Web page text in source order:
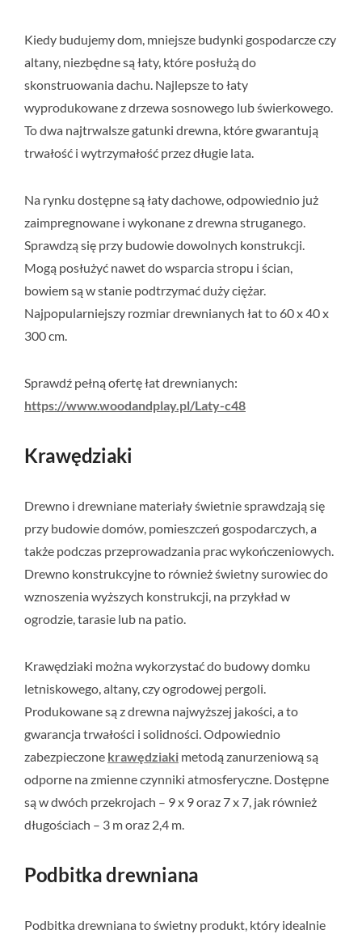
Kiedy budujemy dom, mniejsze budynki gospodarcze czy
altany, niezbędne są łaty, które posłużą do
skonstruowania dachu. Najlepsze to łaty
wyprodukowane z drzewa sosnowego lub świerkowego.
To dwa najtrwalsze gatunki drewna, które gwarantują
trwałość i wytrzymałość przez długie lata.
Na rynku dostępne są łaty dachowe, odpowiednio już
zaimpregnowane i wykonane z drewna struganego.
Sprawdzą się przy budowie dowolnych konstrukcji.
Mogą posłużyć nawet do wsparcia stropu i ścian,
bowiem są w stanie podtrzymać duży ciężar.
Najpopularniejszy rozmiar drewnianych łat to 60 x 40 x
300 cm.
Sprawdź pełną ofertę łat drewnianych:
https://www.woodandplay.pl/Laty-c48
Krawędziaki
Drewno i drewniane materiały świetnie sprawdzają się
przy budowie domów, pomieszczeń gospodarczych, a
także podczas przeprowadzania prac wykończeniowych.
Drewno konstrukcyjne to również świetny surowiec do
wznoszenia wyższych konstrukcji, na przykład w
ogrodzie, tarasie lub na patio.
Krawędziaki można wykorzystać do budowy domku
letniskowego, altany, czy ogrodowej pergoli.
Produkowane są z drewna najwyższej jakości, a to
gwarancja trwałości i solidności. Odpowiednio
zabezpieczone krawędziaki metodą zanurzeniową są
odporne na zmienne czynniki atmosferyczne. Dostępne
są w dwóch przekrojach – 9 x 9 oraz 7 x 7, jak również
długościach – 3 m oraz 2,4 m.
Podbitka drewniana
Podbitka drewniana to świetny produkt, który idealnie